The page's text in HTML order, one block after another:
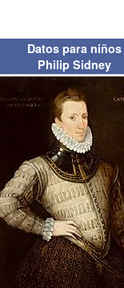
Datos para niños
Philip Sidney